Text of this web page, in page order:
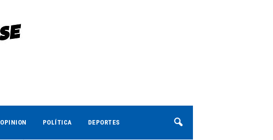
OPINION POLÍTICA DEPORTES